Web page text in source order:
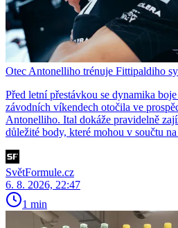
Otec Antonelliho trénuje Fittipaldiho
Před letní přestávkou se dynamika
závodních víkendech otočila ve
Antonelliho. Ital dokáže pravidelně
důležité body, které mohou v součtu
SvětFormule.cz
6. 8. 2026, 22:47
1 min